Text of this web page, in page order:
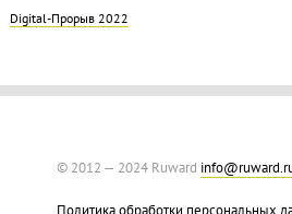
Digital-Прорыв 2022
© 2012 — 2024 Ruward
Политика обработки персональных